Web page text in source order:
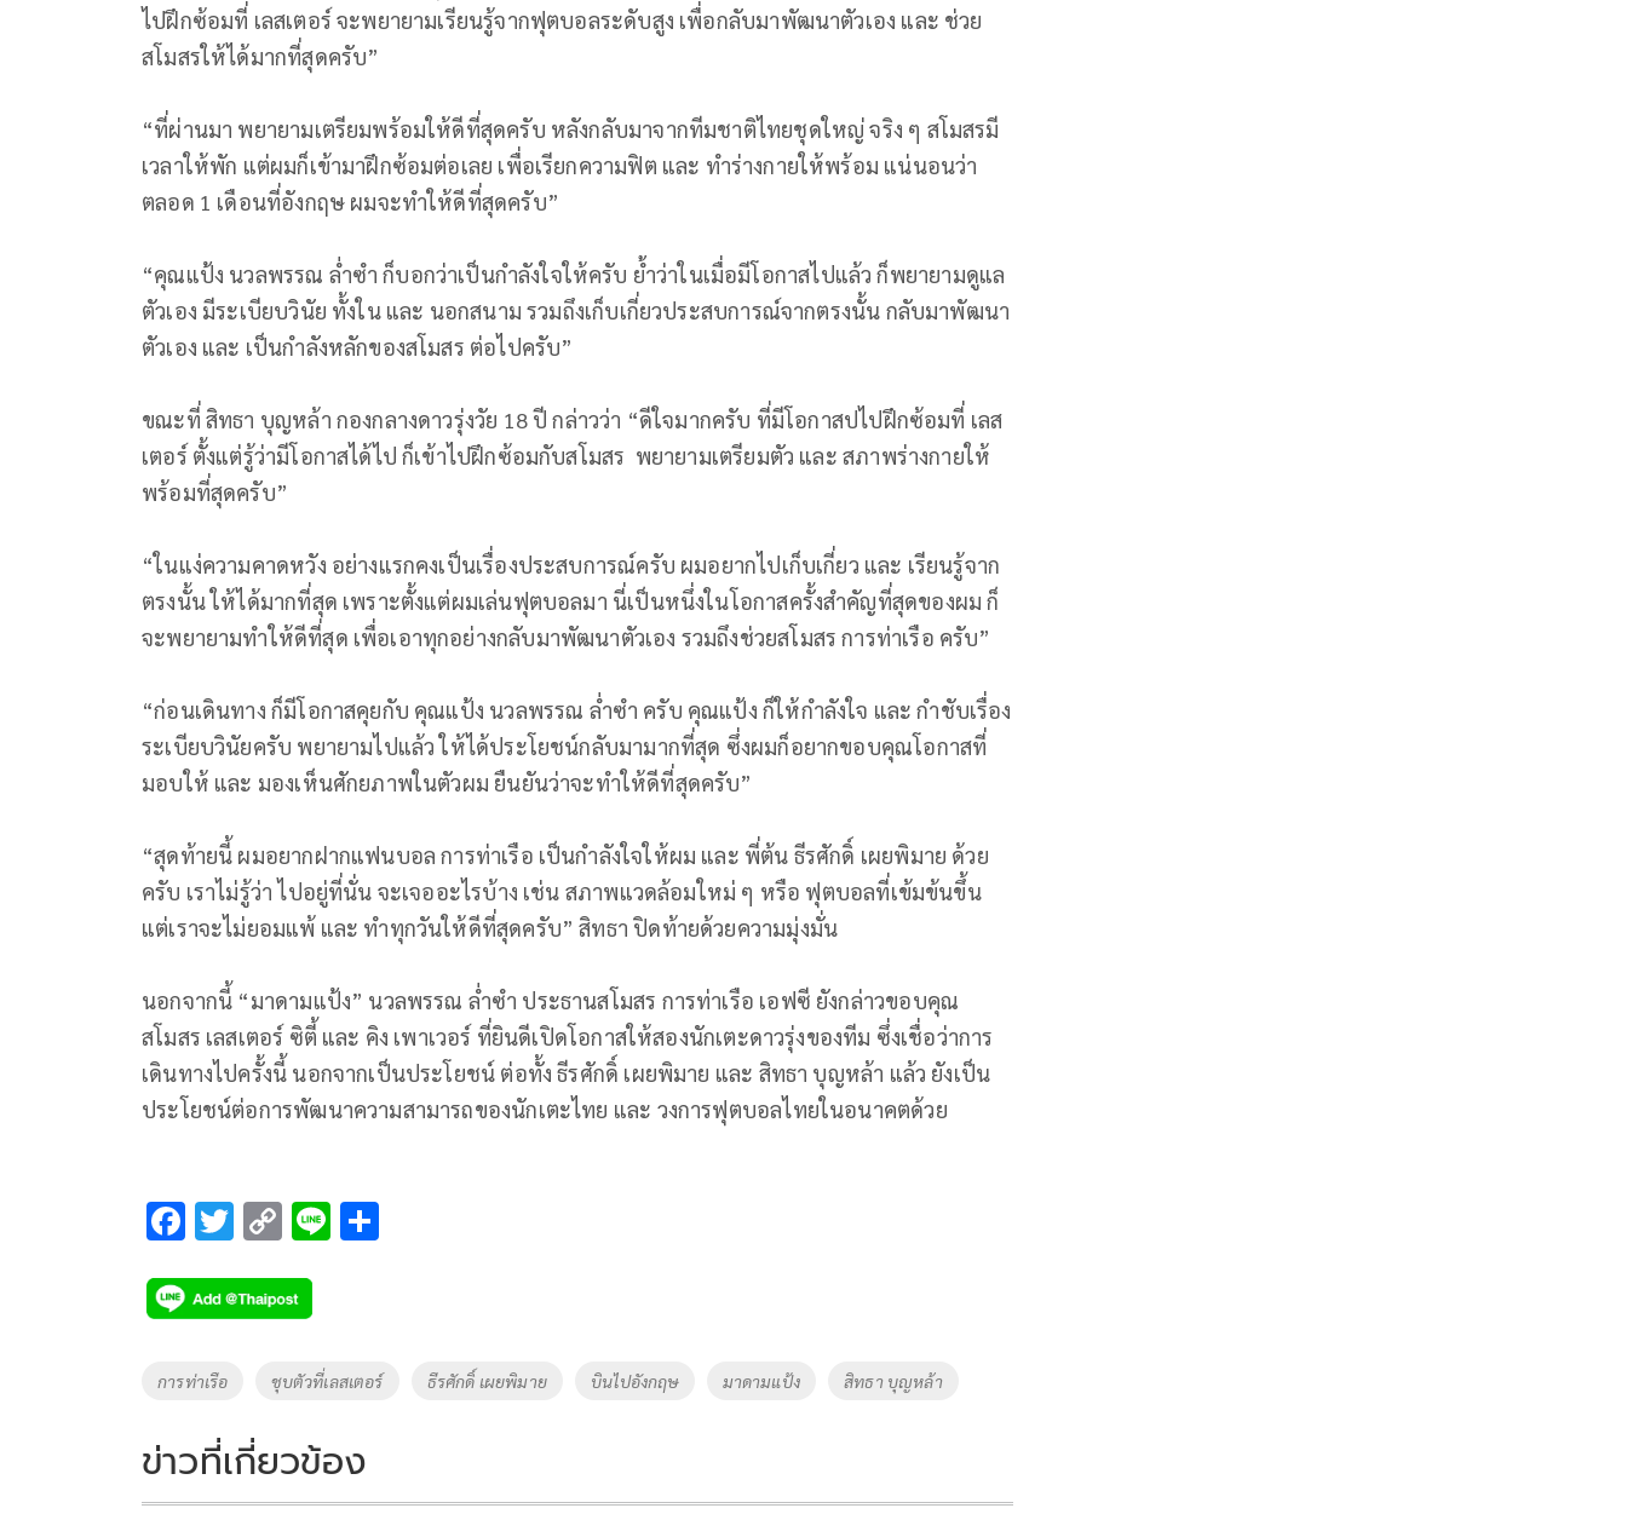
ไปฝึกซ้อมที่ เลสเตอร์ จะพยายามเรียนรู้จากฟุตบอลระดับสูง เพื่อกลับมาพัฒนาตัวเอง และ ช่วย
สโมสรให้ได้มากที่สุดครับ”
“ที่ผ่านมา พยายามเตรียมพร้อมให้ดีที่สุดครับ หลังกลับมาจากทีมชาติไทยชุดใหญ่ จริง ๆ สโมสรมี
เวลาให้พัก แต่ผมก็เข้ามาฝึกซ้อมต่อเลย เพื่อเรียกความฟิต และ ทำร่างกายให้พร้อม แน่นอนว่า
ตลอด 1 เดือนที่อังกฤษ ผมจะทำให้ดีที่สุดครับ”
“คุณแป้ง นวลพรรณ ล่ำซำ ก็บอกว่าเป็นกำลังใจให้ครับ ย้ำว่าในเมื่อมีโอกาสไปแล้ว ก็พยายามดูแล
ตัวเอง มีระเบียบวินัย ทั้งใน และ นอกสนาม รวมถึงเก็บเกี่ยวประสบการณ์จากตรงนั้น กลับมาพัฒนา
ตัวเอง และ เป็นกำลังหลักของสโมสร ต่อไปครับ”
ขณะที่ สิทธา บุญหล้า กองกลางดาวรุ่งวัย 18 ปี กล่าวว่า “ดีใจมากครับ ที่มีโอกาสปไปฝึกซ้อมที่ เลส
เตอร์ ตั้งแต่รู้ว่ามีโอกาสได้ไป ก็เข้าไปฝึกซ้อมกับสโมสร พยายามเตรียมตัว และ สภาพร่างกายให้
พร้อมที่สุดครับ”
“ในแง่ความคาดหวัง อย่างแรกคงเป็นเรื่องประสบการณ์ครับ ผมอยากไปเก็บเกี่ยว และ เรียนรู้จาก
ตรงนั้น ให้ได้มากที่สุด เพราะตั้งแต่ผมเล่นฟุตบอลมา นี่เป็นหนึ่งในโอกาสครั้งสำคัญที่สุดของผม ก็
จะพยายามทำให้ดีที่สุด เพื่อเอาทุกอย่างกลับมาพัฒนาตัวเอง รวมถึงช่วยสโมสร การท่าเรือ ครับ”
“ก่อนเดินทาง ก็มีโอกาสคุยกับ คุณแป้ง นวลพรรณ ล่ำซำ ครับ คุณแป้ง ก็ให้กำลังใจ และ กำชับเรื่อง
ระเบียบวินัยครับ พยายามไปแล้ว ให้ได้ประโยชน์กลับมามากที่สุด ซึ่งผมก็อยากขอบคุณโอกาสที่
มอบให้ และ มองเห็นศักยภาพในตัวผม ยืนยันว่าจะทำให้ดีที่สุดครับ”
“สุดท้ายนี้ ผมอยากฝากแฟนบอล การท่าเรือ เป็นกำลังใจให้ผม และ พี่ต้น ธีรศักดิ์ เผยพิมาย ด้วย
ครับ เราไม่รู้ว่า ไปอยู่ที่นั่น จะเจออะไรบ้าง เช่น สภาพแวดล้อมใหม่ ๆ หรือ ฟุตบอลที่เข้มข้นขึ้น
แต่เราจะไม่ยอมแพ้ และ ทำทุกวันให้ดีที่สุดครับ” สิทธา ปิดท้ายด้วยความมุ่งมั่น
นอกจากนี้ “มาดามแป้ง” นวลพรรณ ล่ำซำ ประธานสโมสร การท่าเรือ เอฟซี ยังกล่าวขอบคุณ
สโมสร เลสเตอร์ ซิตี้ และ คิง เพาเวอร์ ที่ยินดีเปิดโอกาสให้สองนักเตะดาวรุ่งของทีม ซึ่งเชื่อว่าการ
เดินทางไปครั้งนี้ นอกจากเป็นประโยชน์ ต่อทั้ง ธีรศักดิ์ เผยพิมาย และ สิทธา บุญหล้า แล้ว ยังเป็น
ประโยชน์ต่อการพัฒนาความสามารถของนักเตะไทย และ วงการฟุตบอลไทยในอนาคตด้วย
F
e
b
o
k
T
tt
er
C
p
y
Li
k
Li
Tags
การท่าเรือ ชุบตัวที่เลสเตอร์ ธีรศักดิ์ เผยพิมาย บินไปอังกฤษ มาดามแป้ง สิทธา บุญหล้า
ข่าวที่เกี่ยวข้อง